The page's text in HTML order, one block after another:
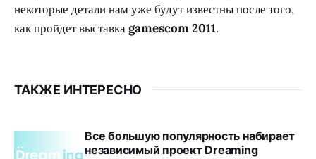
некоторые детали нам уже будут известны после того,
как пройдет выставкаgamescom 2011.
ТАКЖЕ ИНТЕРЕСНО
Все большую популярность набирает
независимый проект Dreaming